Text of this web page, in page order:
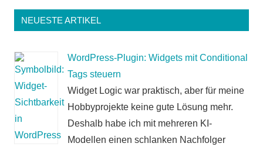
NEUESTE ARTIKEL
WordPress-Plugin: Widgets mit Conditional
Tags steuern
Widget Logic war praktisch, aber für meine
Hobbyprojekte keine gute Lösung mehr.
Deshalb habe ich mit mehreren KI-
Modellen einen schlanken Nachfolger